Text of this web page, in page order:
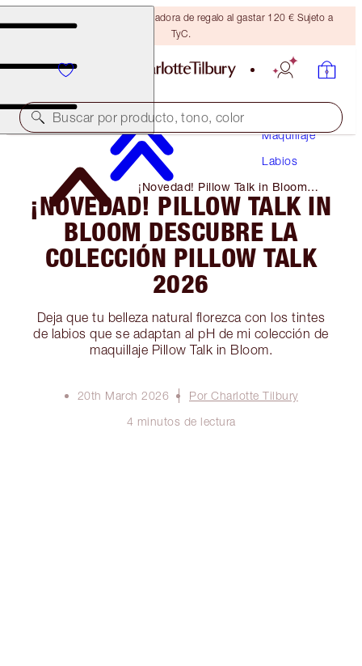
Consigue una brocha bronceadora de regalo al gastar 120 € Sujeto a
TyC.
Buscar por producto, tono, color
Maquillaje
Labios
¡Novedad! Pillow Talk in Bloom
Descubre La Colección Pillow Talk
2026
¡NOVEDAD! PILLOW TALK IN
BLOOM DESCUBRE LA
COLECCIÓN PILLOW TALK
2026
Deja que tu belleza natural florezca con los tintes
de labios que se adaptan al pH de mi colección de
maquillaje Pillow Talk in Bloom.
20th March 2026
Por Charlotte Tilbury
4 minutos de lectura